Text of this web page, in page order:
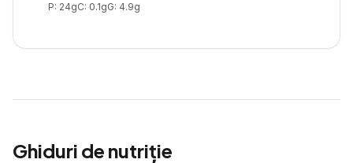
P: 24gC: 0.1gG: 4.9g
Ghiduri de nutriție